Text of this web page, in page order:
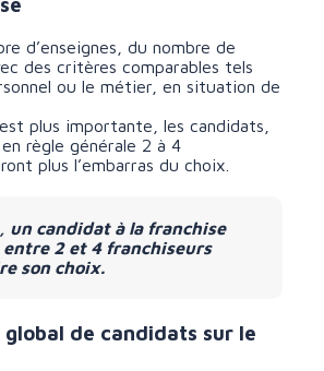
d’enseignes, du nombre de
des critères comparables tels
ou le métier, en situation de
plus importante, les candidats,
règle générale 2 à 4
plus l’embarras du choix.
un candidat à la franchise
2 et 4 franchiseurs
son choix.
global de candidats sur le